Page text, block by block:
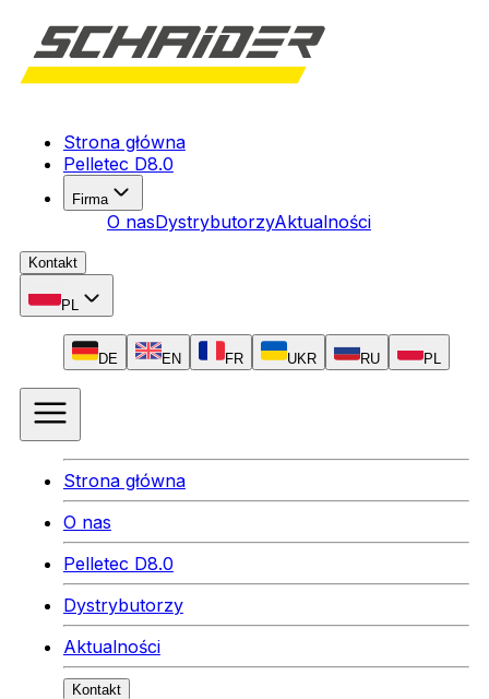
Strona główna
Pelletec D8.0
Firma
O nasDystrybutorzyAktualności
Kontakt
PL
DE EN FR UKR RU PL
Strona główna
O nas
Pelletec D8.0
Dystrybutorzy
Aktualności
Kontakt